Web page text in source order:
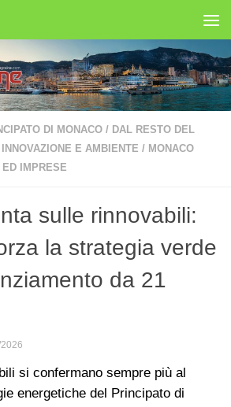
DI MONACO / DAL RESTO DEL
INNOVAZIONE E AMBIENTE / MONACO
ED IMPRESE
sulle rinnovabili:
la strategia verde
da 21
si confermano sempre più al
energetiche del Principato di